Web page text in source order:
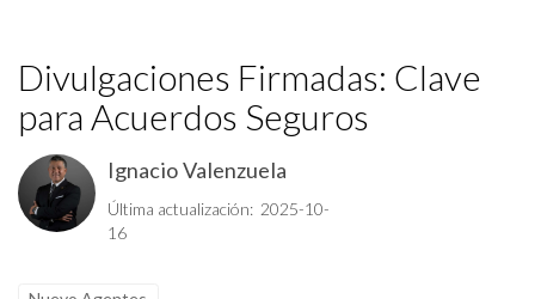
Divulgaciones Firmadas: Clave
para Acuerdos Seguros
Ignacio Valenzuela
Última actualización: 2025-10-
16